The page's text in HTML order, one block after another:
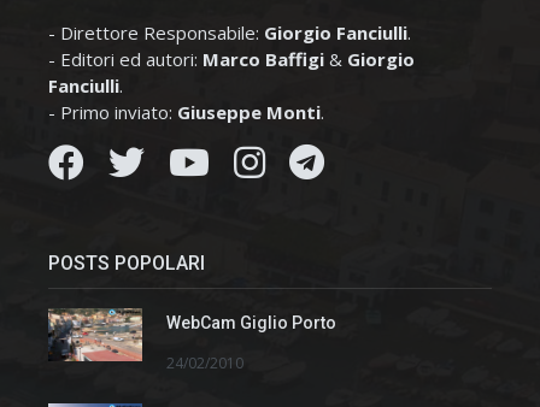
- Direttore Responsabile: Giorgio Fanciulli.
- Editori ed autori: Marco Baffigi & Giorgio
Fanciulli.
- Primo inviato: Giuseppe Monti.
POSTS POPOLARI
WebCam Giglio Porto
24/02/2010